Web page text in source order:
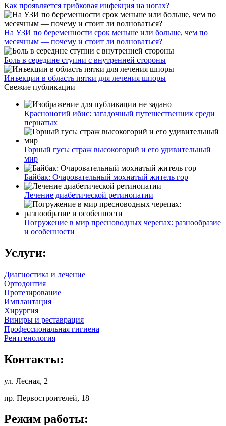
Как проявляется грибковая инфекция на ногах?
На УЗИ по беременности срок меньше или больше, чем по
месячным — почему и стоит ли волноваться?
Боль в середине ступни с внутренней стороны
Инъекции в область пятки для лечения шпоры
Свежие публикации
Красноногий ибис: загадочный путешественник среди
пернатых
Горный гусь: страж высокогорий и его удивительный
мир
Байбак: Очаровательный мохнатый житель гор
Лечение диабетической ретинопатии
Погружение в мир пресноводных черепах: разнообразие
и особенности
Услуги:
Диагностика и лечение
Ортодонтия
Протезирование
Имплантация
Хирургия
Виниры и реставрация
Профессиональная гигиена
Рентгенология
Контакты:
ул. Лесная, 2
пр. Первостроителей, 18
Режим работы: